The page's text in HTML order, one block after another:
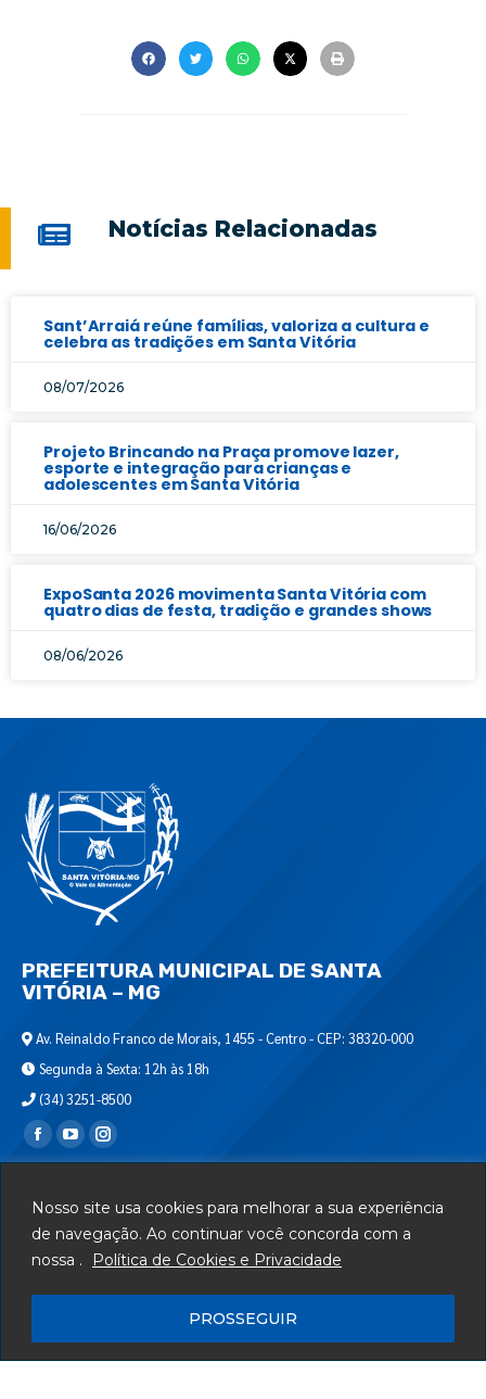
Nosso site usa cookies para melhorar a sua experiência
de navegação. Ao continuar você concorda com a
nossa .
Política de Cookies e Privacidade
PROSSEGUIR
Notícias Relacionadas
Sant’Arraiá reúne famílias, valoriza a cultura e
celebra as tradições em Santa Vitória
08/07/2026
Projeto Brincando na Praça promove lazer,
esporte e integração para crianças e
adolescentes em Santa Vitória
16/06/2026
ExpoSanta 2026 movimenta Santa Vitória com
quatro dias de festa, tradição e grandes shows
08/06/2026
PREFEITURA MUNICIPAL DE SANTA
VITÓRIA – MG
Av. Reinaldo Franco de Morais, 1455 - Centro - CEP: 38320-000
Segunda à Sexta: 12h às 18h
(34) 3251-8500
Encontre-nos em:
Departamento de T.I.
Serviços
Telefones Úteis